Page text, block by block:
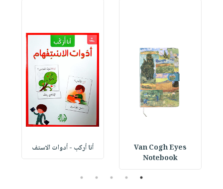
Van Cogh Eyes
Notebook
أنا أركب - أدوات الاستف
1
2
3
4
5